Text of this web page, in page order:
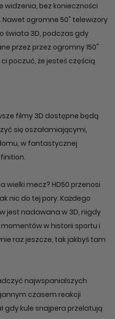
widzenia, bez konieczności
ogromne 50" telewizory
świata 3D, podczas gdy
przez przez ogromny 150"
poczuć, że jesteś częścią
filmy 3D dostępne będą
się oszałamiającymi,
w fantastycznej
wielki mecz? HD50 przenosi
nic do tej pory. Każdego
jest nadawana w 3D, nigdy
w historii sportu i
raz jeszcze, tak jakbyś tam
najwspanialszych
czasem reakcji
gdy kule snajpera przelatują